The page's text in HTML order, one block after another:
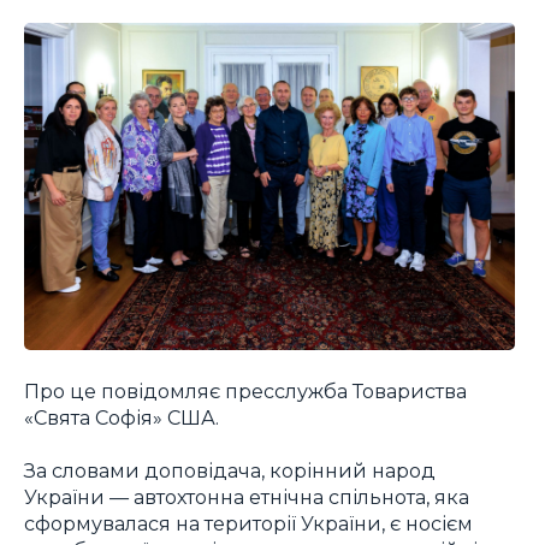
Про це повідомляє пресслужба Товариства
«Свята Софія» США.
За словами доповідача, корінний народ
України — автохтонна етнічна спільнота, яка
сформувалася на території України, є носієм